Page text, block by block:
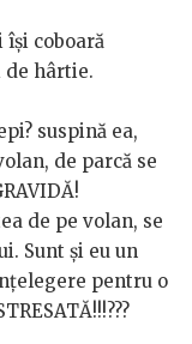
își coboară
de hârtie.
suspină ea,
de parcă se
de pe volan, se
Sunt și eu un
pentru o